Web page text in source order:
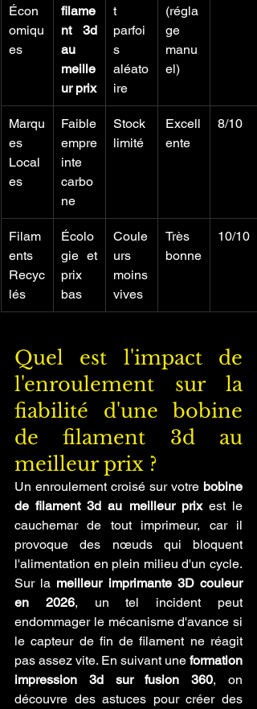
Écon
omiqu
es
filame
nt 3d
au
meille
ur prix
t
parfoi
s
aléato
ire
(régla
ge
manu
el)
Marqu
es
Local
es
Faible
empre
inte
carbo
ne
Stock
limité
Excell
ente
8/10
Filam
ents
Recyc
lés
Écolo
gie et
prix
bas
Coule
urs
moins
vives
Très
bonne
10/10
Quel est l'impact de
l'enroulement sur la
fiabilité d'une bobine
de filament 3d au
meilleur prix ?
Un enroulement croisé sur votre bobine
de filament 3d au meilleur prix est le
cauchemar de tout imprimeur, car il
provoque des nœuds qui bloquent
l'alimentation en plein milieu d'un cycle.
Sur la meilleur imprimante 3D couleur
en 2026, un tel incident peut
endommager le mécanisme d'avance si
le capteur de fin de filament ne réagit
pas assez vite. En suivant une formation
impression 3d sur fusion 360, on
découvre des astuces pour créer des